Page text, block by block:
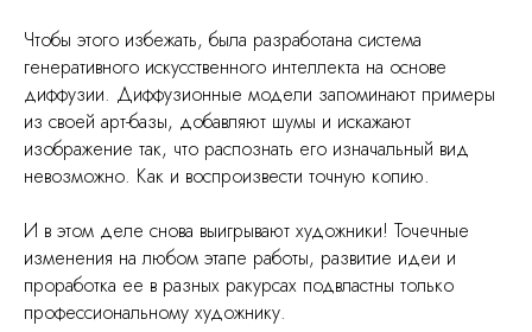
Чтобы этого избежать, была разработана система
генеративного искусственного интеллекта на основе
диффузии. Диффузионные модели запоминают примеры
из своей арт-базы, добавляют шумы и искажают
изображение так, что распознать его изначальный вид
невозможно. Как и воспроизвести точную копию.
И в этом деле снова выигрывают художники! Точечные
изменения на любом этапе работы, развитие идеи и
проработка ее в разных ракурсах подвластны только
профессиональному художнику.